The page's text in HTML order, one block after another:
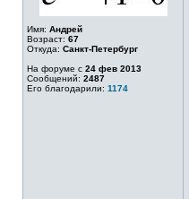
Имя: Андрей
Возраст: 67
Откуда: Санкт-Петербург
На форуме с 24 фев 2013
Сообщений: 2487
Его благодарили: 1174